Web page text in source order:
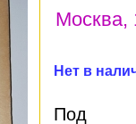
Москва,
Нет в
Под